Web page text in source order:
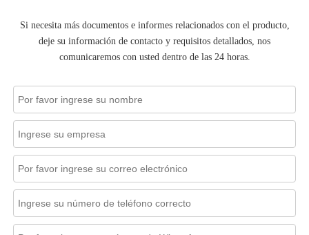
Si necesita más documentos e informes relacionados con el producto,
deje su información de contacto y requisitos detallados, nos
comunicaremos con usted dentro de las 24 horas.